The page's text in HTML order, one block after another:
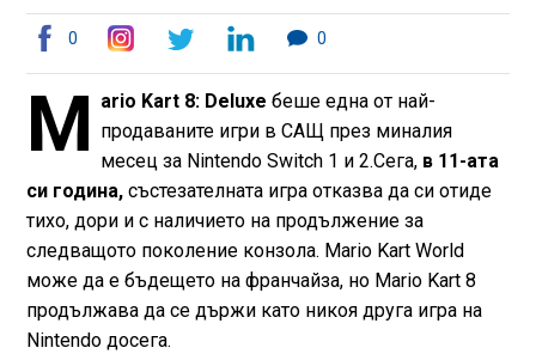
0 0
M ario Kart 8: Deluxe беше една от най-
продаваните игри в САЩ през миналия
месец за Nintendo Switch 1 и 2.Сега, в 11-ата
си година,състезателната игра отказва да си отиде
тихо, дори и с наличието на продължение за
следващото поколение конзола. Mario Kart World
може да е бъдещето на франчайза, но Mario Kart 8
продължава да се държи като никоя друга игра на
Nintendo досега.